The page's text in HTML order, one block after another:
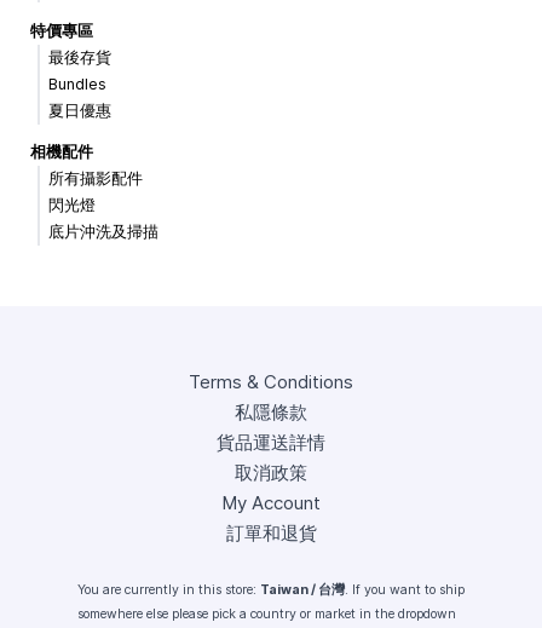
特價專區
最後存貨
Bundles
夏日優惠
相機配件
所有攝影配件
閃光燈
底片沖洗及掃描
Terms & Conditions
私隱條款
貨品運送詳情
取消政策
My Account
訂單和退貨
You are currently in this store: Taiwan / 台灣. If you want to ship
somewhere else please pick a country or market in the dropdown